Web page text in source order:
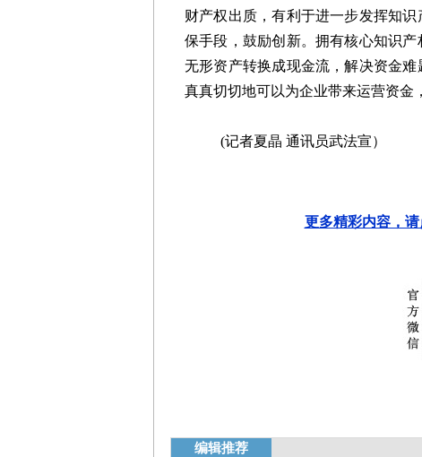
财产权出质，有利于进一步发挥知
保手段，鼓励创新。拥有核心知识
无形资产转换成现金流，解决资金
真真切切地可以为企业带来运营资金
(记者夏晶 通讯员武法宣）
更多精彩内容，
编辑推荐